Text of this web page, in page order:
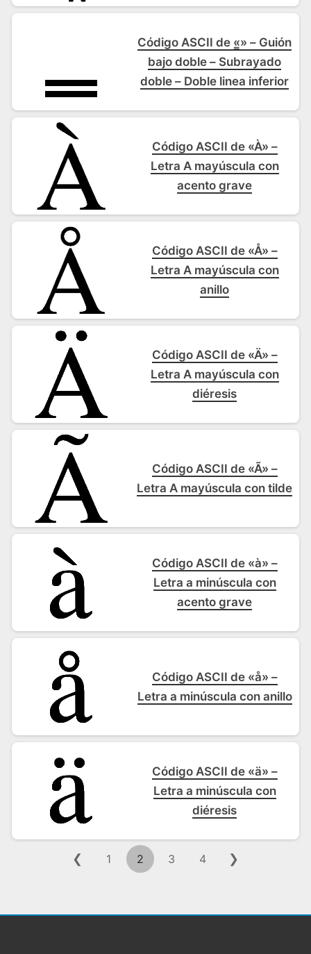
Código ASCII de «̳» – Guión
bajo doble – Subrayado
doble – Doble linea inferior
Código ASCII de «À» –
Letra A mayúscula con
acento grave
Código ASCII de «Å» –
Letra A mayúscula con
anillo
Código ASCII de «Ä» –
Letra A mayúscula con
diéresis
Código ASCII de «Ã» –
Letra A mayúscula con tilde
Código ASCII de «à» –
Letra a minúscula con
acento grave
Código ASCII de «å» –
Letra a minúscula con anillo
Código ASCII de «ä» –
Letra a minúscula con
diéresis
❮ 1 2 3 4 ❯